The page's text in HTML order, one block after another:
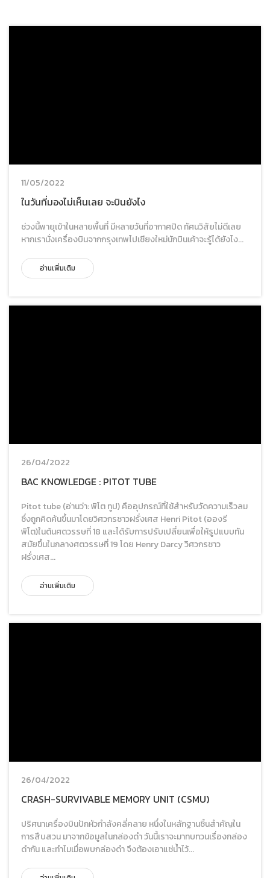
11/05/2022
ในวันที่มองไม่เห็นเลย จะบินยังไง
ช่วงนี้พายุเข้าในหลายพื้นที่ มีหลายวันที่อากาศปิด ทัศนวิสัยไม่ดีเลย
หากเรานั่งเครื่องบินจากกรุงเทพไปเชียงใหม่นักบินเค้าจะรู้ได้ยังไง...
อ่านเพิ่มเติม
26/04/2022
BAC KNOWLEDGE : PITOT TUBE
Pitot tube (อ่านว่า: พิโต ทูป) คืออุปกรณ์ที่ใช้สำหรับวัดความเร็วลม
ซึ่งถูกคิดค้นขึ้นมาโดยวิศวกรชาวฝรั่งเศส Henri Pitot (อองรี
พิโต)ในต้นศตวรรษที่ 18 และได้รับการปรับเปลี่ยนเพื่อให้รูปแบบทัน
สมัยขึ้นในกลางศตวรรษที่ 19 โดย Henry Darcy วิศวกรชาว
ฝรั่งเศส...
อ่านเพิ่มเติม
26/04/2022
CRASH-SURVIVABLE MEMORY UNIT (CSMU)
ปริศนาเครื่องบินปักหัวกำลังคลี่คลาย หนึ่งในหลักฐานชิ้นสำคัญใน
การสืบสวน มาจากข้อมูลในกล่องดำ วันนี้เราจะมาทบทวนเรื่องกล่อง
ดำกัน และทำไมเมื่อพบกล่องดำ จึงต้องเอาแช่น้ำไว้...